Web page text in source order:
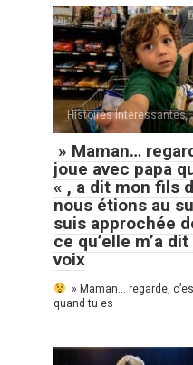
Histoires Intéressantes
» Maman…
joue avec papa
« , a dit mon fils
nous étions au
suis approchée
ce qu’elle m’a
voix
» Maman… regarde,
quand tu es